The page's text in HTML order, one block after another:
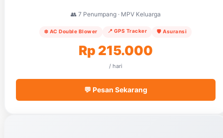
👥 7 Penumpang · MPV Keluarga
❄️ AC Double Blower 📍 GPS Tracker 🛡️ Asuransi
Rp 215.000
/ hari
💬 Pesan Sekarang